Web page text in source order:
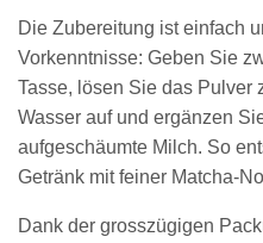
Die Zubereitung ist einfach
Vorkenntnisse: Geben Sie
Tasse, lösen Sie das Pulver
Wasser auf und ergänzen
aufgeschäumte Milch. So
Getränk mit feiner Matcha-
Dank der grosszügigen